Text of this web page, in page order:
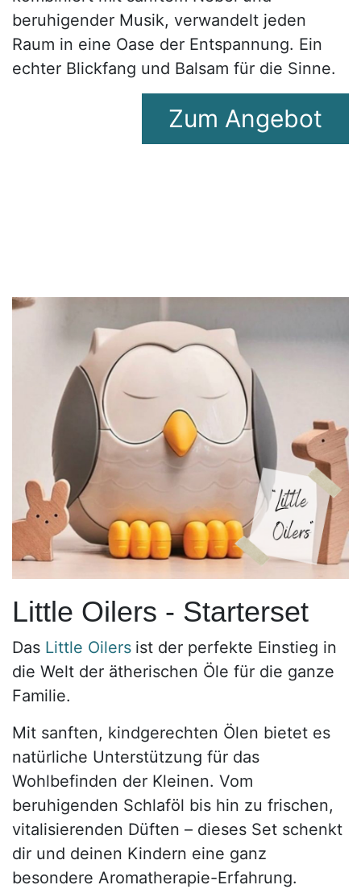
beruhigender Musik, verwandelt jeden
Raum in eine Oase der Entspannung. Ein
echter Blickfang und Balsam für die Sinne.
Zum A​​​​ngebot
Little Oilers - Starterset
Das Little Oilers ist der perfekte Einstieg in
die Welt der ätherischen Öle für die ganze
Familie.
Mit sanften, kindgerechten Ölen bietet es
natürliche Unterstützung für das
Wohlbefinden der Kleinen. Vom
beruhigenden Schlaföl bis hin zu frischen,
vitalisierenden Düften – dieses Set schenkt
dir und deinen Kindern eine ganz
besondere Aromatherapie-Erfahrung.